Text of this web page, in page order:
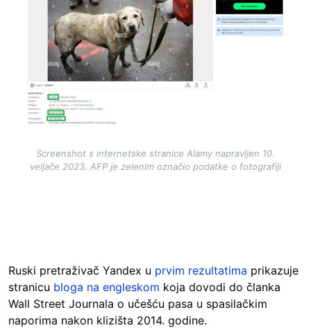
Screenshot s internetske stranice Alamy napravljen 10.
veljače 2023. AFP je zelenim označio podatke o fotografiji
Ruski pretraživač Yandex u prvim rezultatima prikazuje
stranicu bloga na engleskom koja dovodi do članka
Wall Street Journala o učešću pasa u spasilačkim
naporima nakon klizišta 2014. godine.